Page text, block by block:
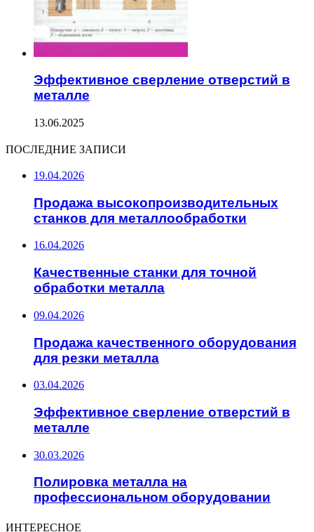
Эффективное сверление отверстий в
металле
13.06.2025
ПОСЛЕДНИЕ ЗАПИСИ
19.04.2026
Продажа высокопроизводительных
станков для металлообработки
16.04.2026
Качественные станки для точной
обработки металла
09.04.2026
Продажа качественного оборудования
для резки металла
03.04.2026
Эффективное сверление отверстий в
металле
30.03.2026
Полировка металла на
профессиональном оборудовании
ИНТЕРЕСНОЕ